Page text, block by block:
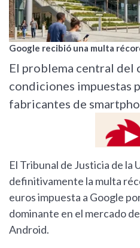
Google recibió una multa
El problema central del
condiciones impuestas
fabricantes de
El Tribunal de Justicia de
definitivamente la multa
euros impuesta a Google
dominante en el mercado
Android.